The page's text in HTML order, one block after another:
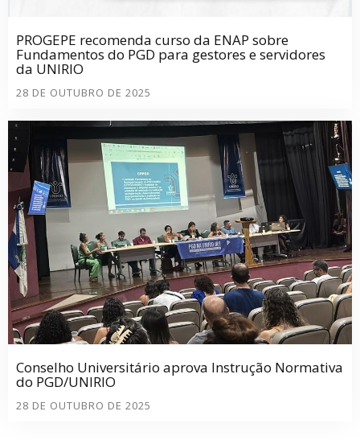
PROGEPE recomenda curso da ENAP sobre
Fundamentos do PGD para gestores e servidores
da UNIRIO
28 DE OUTUBRO DE 2025
Conselho Universitário aprova Instrução Normativa
do PGD/UNIRIO
28 DE OUTUBRO DE 2025